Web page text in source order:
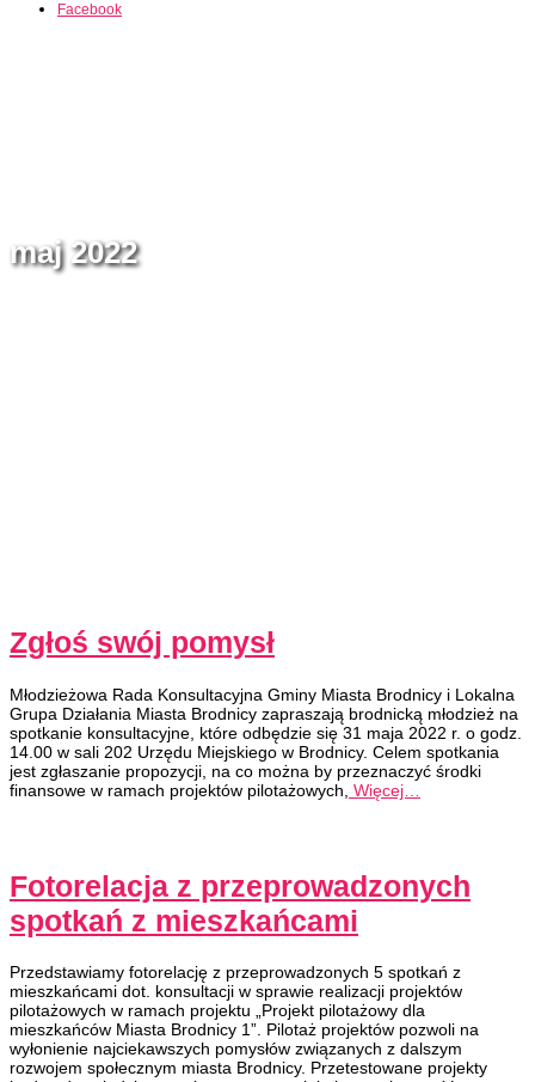
Facebook
maj 2022
Zgłoś swój pomysł
Młodzieżowa Rada Konsultacyjna Gminy Miasta Brodnicy i Lokalna
Grupa Działania Miasta Brodnicy zapraszają brodnicką młodzież na
spotkanie konsultacyjne, które odbędzie się 31 maja 2022 r. o godz.
14.00 w sali 202 Urzędu Miejskiego w Brodnicy. Celem spotkania
jest zgłaszanie propozycji, na co można by przeznaczyć środki
finansowe w ramach projektów pilotażowych, Więcej…
Fotorelacja z przeprowadzonych
spotkań z mieszkańcami
Przedstawiamy fotorelację z przeprowadzonych 5 spotkań z
mieszkańcami dot. konsultacji w sprawie realizacji projektów
pilotażowych w ramach projektu „Projekt pilotażowy dla
mieszkańców Miasta Brodnicy 1”. Pilotaż projektów pozwoli na
wyłonienie najciekawszych pomysłów związanych z dalszym
rozwojem społecznym miasta Brodnicy. Przetestowane projekty